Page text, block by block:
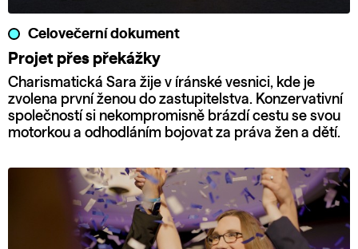
Celovečerní dokument
Projet přes překážky
Charismatická Sara žije v íránské vesnici, kde je
zvolena první ženou do zastupitelstva. Konzervativní
společností si nekompromisně brázdí cestu se svou
motorkou a odhodláním bojovat za práva žen a dětí.